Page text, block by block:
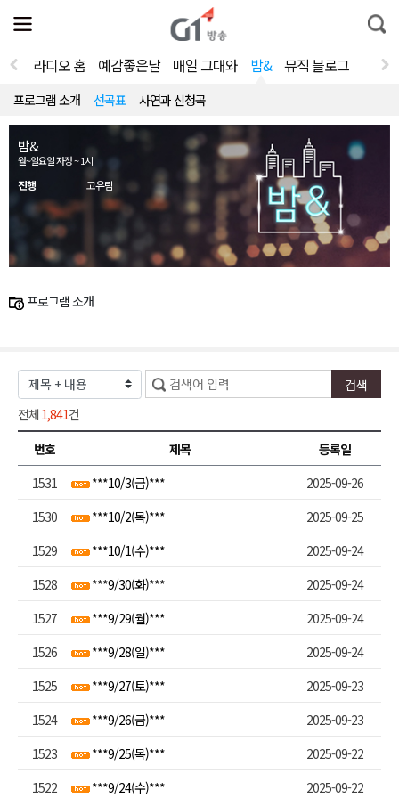
전
체
뉴
열
통
합
라디오 홈 예감좋은날 매일 그대와 밤& 뮤직 블로그
프로그램 소개 선곡표 사연과 신청곡
밤&
월~일요일 자정 ~ 1시
진행 고유림
프로그램 소개
전체 1,841건
번호
제목
등록일
1531
***10/3(금)***
2025-09-26
1530
***10/2(목)***
2025-09-25
1529
***10/1(수)***
2025-09-24
1528
***9/30(화)***
2025-09-24
1527
***9/29(월)***
2025-09-24
1526
***9/28(일)***
2025-09-24
1525
***9/27(토)***
2025-09-23
1524
***9/26(금)***
2025-09-23
1523
***9/25(목)***
2025-09-22
1522
***9/24(수)*** 2025-09-22